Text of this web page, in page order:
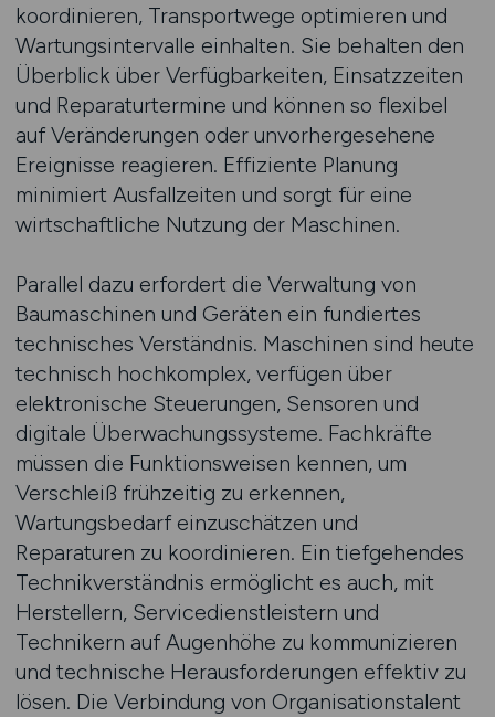
koordinieren, Transportwege optimieren und
Wartungsintervalle einhalten. Sie behalten den
Überblick über Verfügbarkeiten, Einsatzzeiten
und Reparaturtermine und können so flexibel
auf Veränderungen oder unvorhergesehene
Ereignisse reagieren. Effiziente Planung
minimiert Ausfallzeiten und sorgt für eine
wirtschaftliche Nutzung der Maschinen.
Parallel dazu erfordert die Verwaltung von
Baumaschinen und Geräten ein fundiertes
technisches Verständnis. Maschinen sind heute
technisch hochkomplex, verfügen über
elektronische Steuerungen, Sensoren und
digitale Überwachungssysteme. Fachkräfte
müssen die Funktionsweisen kennen, um
Verschleiß frühzeitig zu erkennen,
Wartungsbedarf einzuschätzen und
Reparaturen zu koordinieren. Ein tiefgehendes
Technikverständnis ermöglicht es auch, mit
Herstellern, Servicedienstleistern und
Technikern auf Augenhöhe zu kommunizieren
und technische Herausforderungen effektiv zu
lösen. Die Verbindung von Organisationstalent